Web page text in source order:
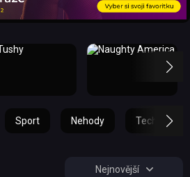
Sport Nehody Technika
Nejnovější